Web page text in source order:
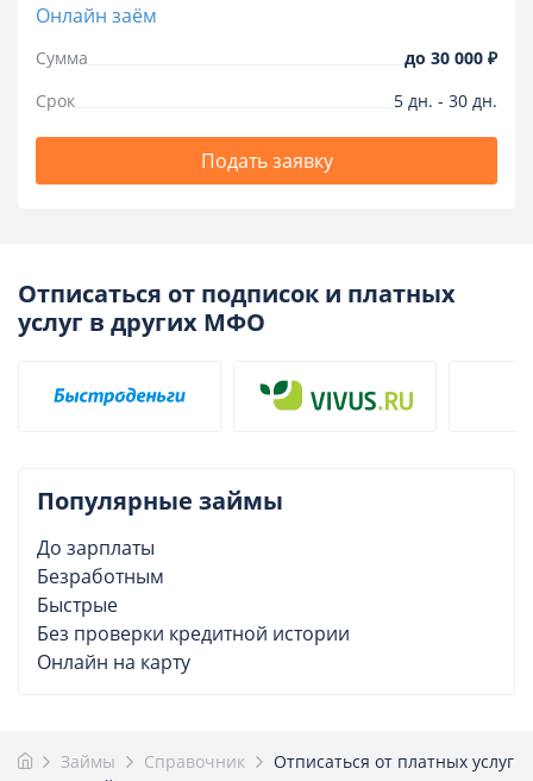
Онлайн заём
Сумма до 30 000 ₽
Срок
5 дн. - 30 дн.
Подать заявку
Отписаться от подписок и платных
услуг в других МФО
Популярные займы
До зарплаты
Безработным
Быстрые
Без проверки кредитной истории
Онлайн на карту
Займы Справочник
Отписаться от платных услуг